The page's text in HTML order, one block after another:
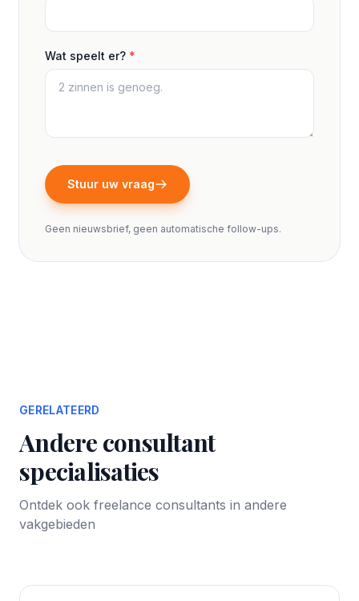
Wat speelt er? *
Stuur uw vraag
Geen nieuwsbrief, geen automatische follow-ups.
GERELATEERD
Andere consultant
specialisaties
Ontdek ook freelance consultants in andere
vakgebieden